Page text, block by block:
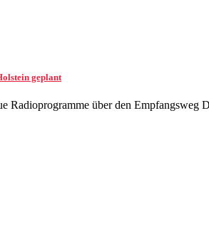
geplant
Radioprogramme über den